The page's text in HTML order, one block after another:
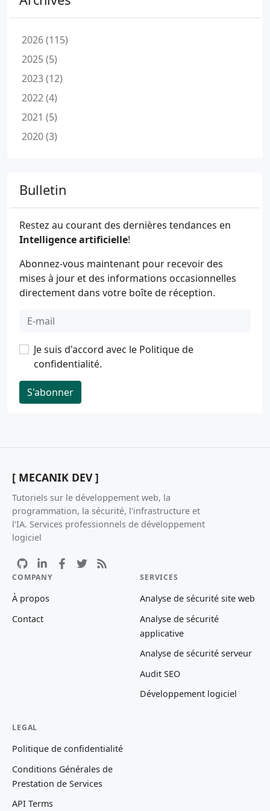
2026 (115)
2025 (5)
2023 (12)
2022 (4)
2021 (5)
2020 (3)
Bulletin
Restez au courant des dernières tendances en
Intelligence artificielle!
Abonnez-vous maintenant pour recevoir des
mises à jour et des informations occasionnelles
directement dans votre boîte de réception.
Je suis d'accord avec le Politique de
confidentialité.
S'abonner
[ MECANIK DEV ]
Tutoriels sur le développement web, la
programmation, la sécurité, l'infrastructure et
l'IA. Services professionnels de développement
logiciel
COMPANY
À propos
Contact
SERVICES
Analyse de sécurité site web
Analyse de sécurité
applicative
Analyse de sécurité serveur
Audit SEO
Développement logiciel
LEGAL
Politique de confidentialité
Conditions Générales de
Prestation de Services
API Terms